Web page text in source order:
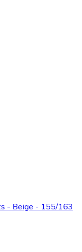
- Beige - 155/163